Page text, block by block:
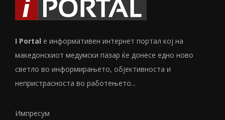
I Portal е информативен интернет портал кој на
македонскиот медумски пазар ќе донесе едно ново
светло во информирањето, објективноста и
непристрасноста во работењето...
Импресум